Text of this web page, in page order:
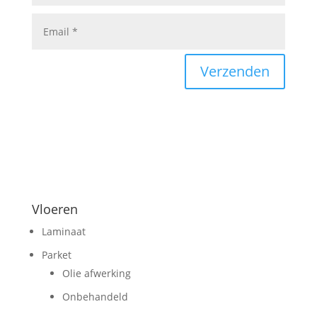
Verzenden
Vloeren
Laminaat
Parket
Olie afwerking
Onbehandeld